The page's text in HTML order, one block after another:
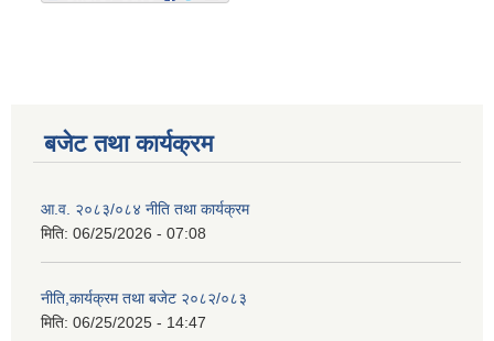
बजेट तथा कार्यक्रम
आ.व. २०८३/०८४ नीति तथा कार्यक्रम
मिति: 06/25/2026 - 07:08
नीति,कार्यक्रम तथा बजेट २०८२/०८३
मिति: 06/25/2025 - 14:47